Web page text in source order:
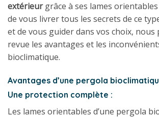
extérieurgrâce à ses lames
de vous livrer tous les secrets de ce
et de vous guider dans vos choix, nous
revue les avantages et les
bioclimatique.
Avantages d’une pergola
Une protection complète :
Les lames orientables d’une pergola